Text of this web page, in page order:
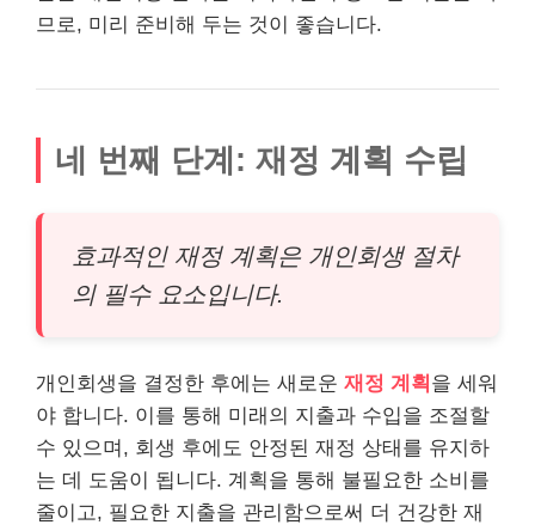
므로, 미리 준비해 두는 것이 좋습니다.
네 번째 단계: 재정 계획 수립
효과적인 재정 계획은 개인회생 절차
의 필수 요소입니다.
개인회생을 결정한 후에는 새로운 재정 계획 을 세워
야 합니다. 이를 통해 미래의 지출과 수입을 조절할
수 있으며, 회생 후에도 안정된 재정 상태를 유지하
는 데 도움이 됩니다. 계획을 통해 불필요한 소비를
줄이고, 필요한 지출을 관리함으로써 더 건강한 재